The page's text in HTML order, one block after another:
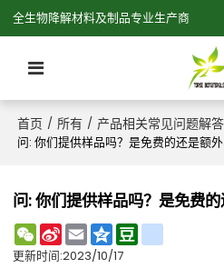
全生物降解材料及制品专业生产商
首页 / 所有 / 产品相关常见问题解答
问: 你们提供样品吗？是免费的还是额外
问: 你们提供样品吗？是免费的
WeChat
Sina
Weibo
EmailQzone
更新时间:2023/10/17